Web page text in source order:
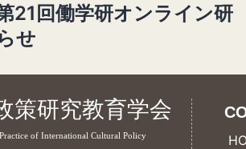
21回働学研オンライン研
せ
策研究教育学会
of International Cultural Policy